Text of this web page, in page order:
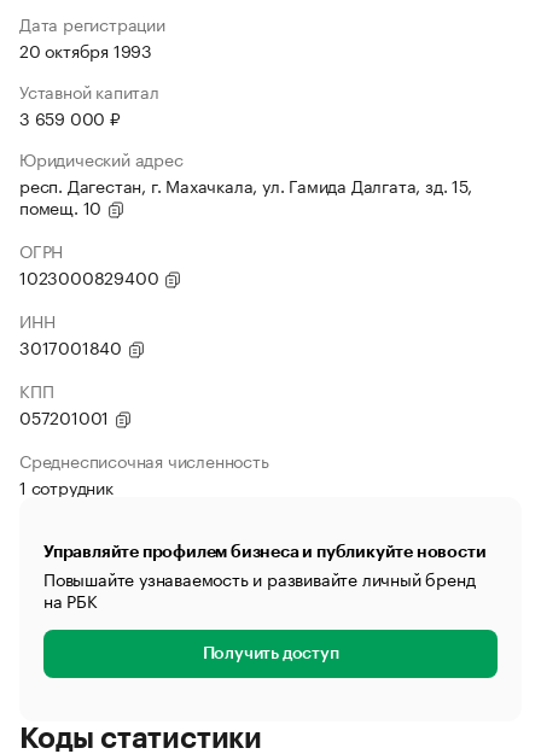
Дата регистрации
20 октября 1993
Уставной капитал
3 659 000 ₽
Юридический адрес
респ. Дагестан, г. Махачкала, ул. Гамида Далгата, зд. 15,
помещ. 10
ОГРН
1023000829400
ИНН
3017001840
КПП
057201001
Среднесписочная численность
1 сотрудник
Управляйте профилем бизнеса и публикуйте новости
Повышайте узнаваемость и развивайте личный бренд
на РБК
Получить доступ
Коды статистики